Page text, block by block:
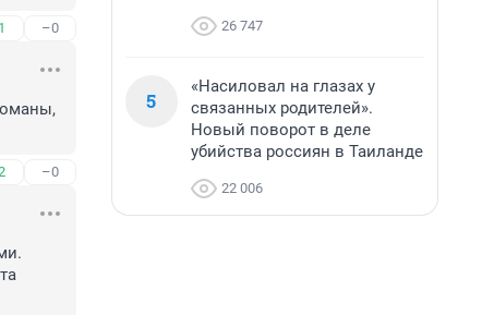
–0
–0
26 747
5
«Насиловал на глазах у
связанных родителей».
Новый поворот в деле
убийства россиян в Таиланде
22 006